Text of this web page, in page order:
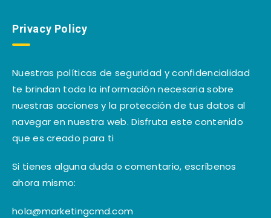
Privacy Policy
Nuestras políticas de seguridad y confidencialidad
te brindan toda la información necesaria sobre
nuestras acciones y la protección de tus datos al
navegar en nuestra web. Disfruta este contenido
que es creado para ti
Si tienes alguna duda o comentario, escríbenos
ahora mismo:
hola@marketingcmd.com